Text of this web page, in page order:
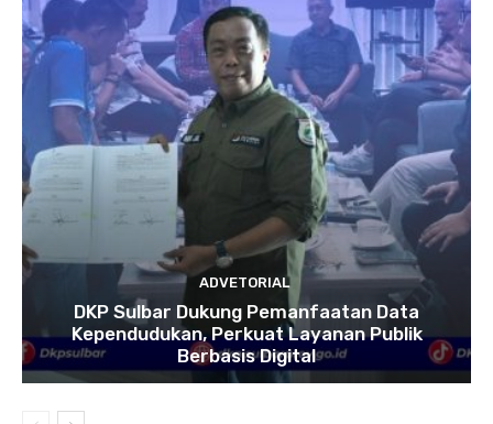
ADVETORIAL
DKP Sulbar Dukung Pemanfaatan Data
Kependudukan, Perkuat Layanan Publik
Berbasis Digital